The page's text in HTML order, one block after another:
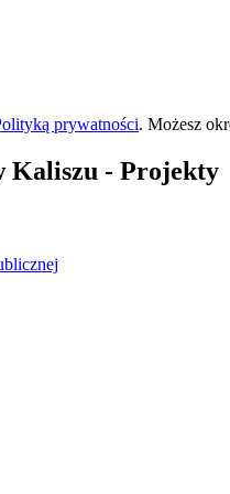
prywatności. Możesz
Kaliszu - Projekty